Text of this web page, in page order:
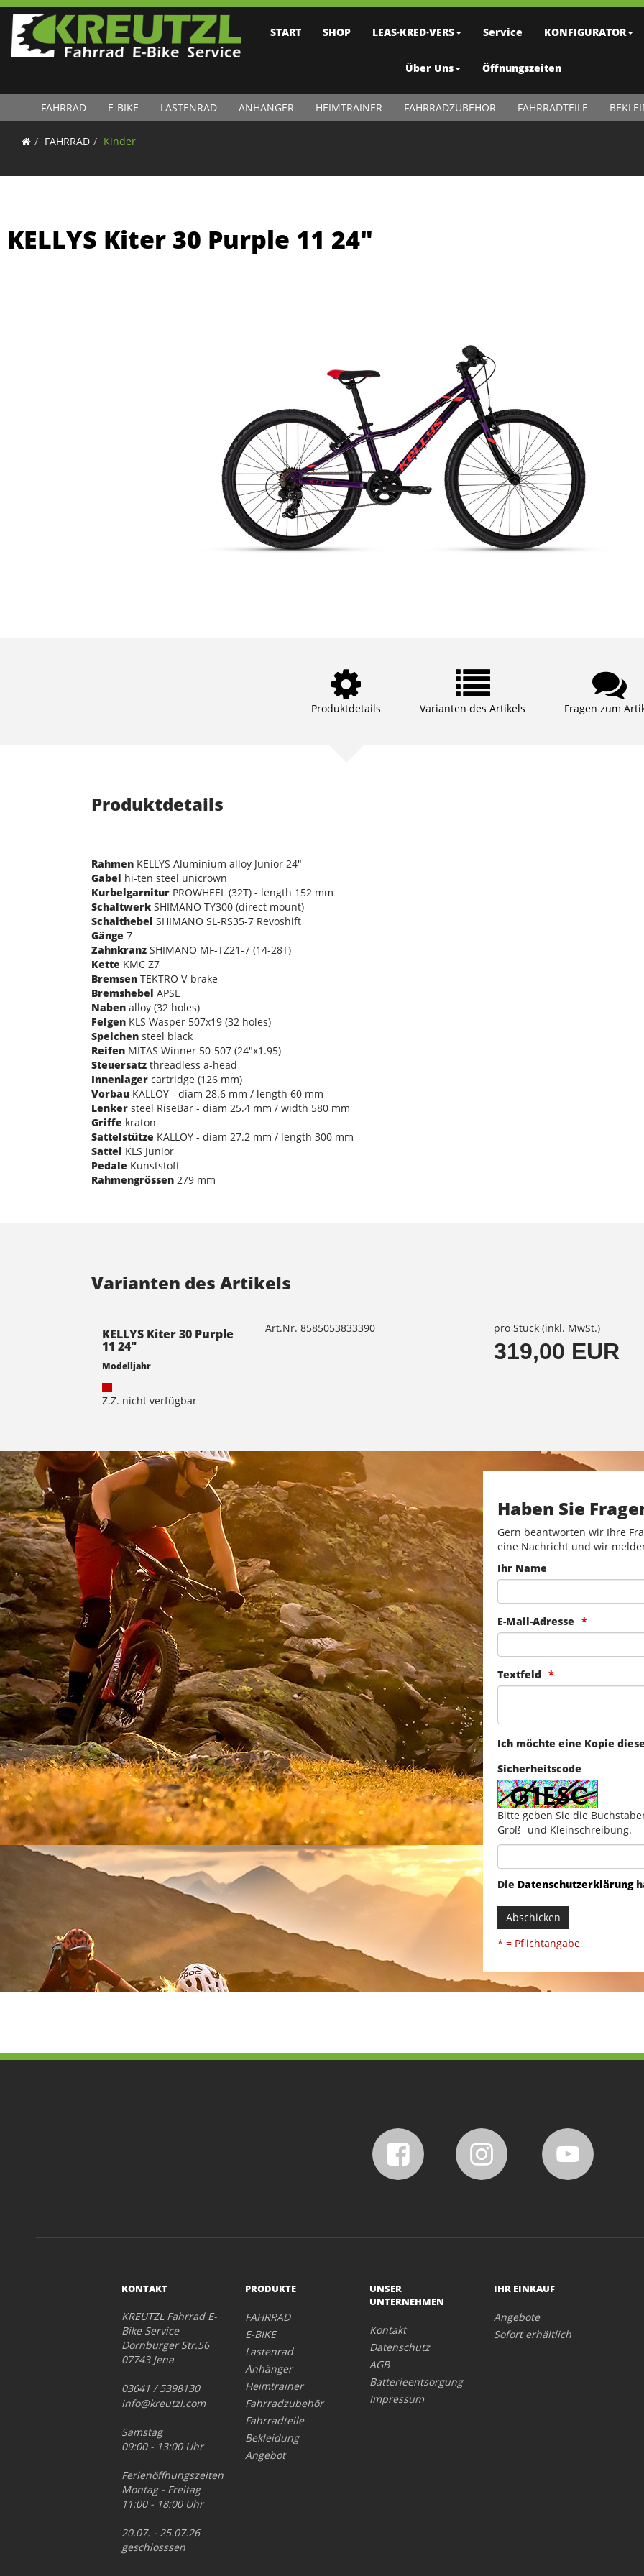
START SHOP LEAS·KRED·VERS Service KONFIGURATOR
Über Uns Öffnungszeiten
FAHRRAD E-BIKE LASTENRAD ANHÄNGER HEIMTRAINER FAHRRADZUBEHÖR FAHRRADTEILE
FAHRRAD Kinder
KELLYS Kiter 30 Purple 11 24"
Produktdetails Varianten des Artikels Fragen zum
Produktdetails
Rahmen KELLYS Aluminium alloy Junior 24"
Gabel hi-ten steel unicrown
Kurbelgarnitur PROWHEEL (32T) - length 152 mm
Schaltwerk SHIMANO TY300 (direct mount)
Schalthebel SHIMANO SL-RS35-7 Revoshift
Gänge 7
Zahnkranz SHIMANO MF-TZ21-7 (14-28T)
Kette KMC Z7
Bremsen TEKTRO V-brake
Bremshebel APSE
Naben alloy (32 holes)
Felgen KLS Wasper 507x19 (32 holes)
Speichen steel black
Reifen MITAS Winner 50-507 (24"x1.95)
Steuersatz threadless a-head
Innenlager cartridge (126 mm)
Vorbau KALLOY - diam 28.6 mm / length 60 mm
Lenker steel RiseBar - diam 25.4 mm / width 580 mm
Griffe kraton
Sattelstütze KALLOY - diam 27.2 mm / length 300 mm
Sattel KLS Junior
Pedale Kunststoff
Rahmengrössen 279 mm
Varianten des Artikels
KELLYS Kiter 30 Purple
11 24"
Modelljahr
Z.Z. nicht verfügbar
Art.Nr. 8585053833390 pro Stück (inkl. MwSt.)
319,00 EUR
Haben Sie
Gern beantworten wir Ihre
eine Nachricht und wir
Ihr Name
E-Mail-Adresse
Textfeld
Ich möchte eine Kopie
Sicherheitscode
Bitte geben Sie die
Groß- und Kleinschreibung.
Die Datenschutzerklärung
Abschicken
* = Pflichtangabe
KONTAKT
KREUTZL Fahrrad E-
Bike Service
Dornburger Str.56
07743 Jena
03641 / 5398130
info@kreutzl.com
Samstag
09:00 - 13:00 Uhr
Ferienöffnungszeiten
Montag - Freitag
11:00 - 18:00 Uhr
20.07. - 25.07.26
geschlosssen
PRODUKTE
FAHRRAD
E-BIKE
Lastenrad
Anhänger
Heimtrainer
Fahrradzubehör
Fahrradteile
Bekleidung
Angebot
UNSER
UNTERNEHMEN
Kontakt
Datenschutz
AGB
Batterieentsorgung
Impressum
IHR EINKAUF
Angebote
Sofort erhältlich